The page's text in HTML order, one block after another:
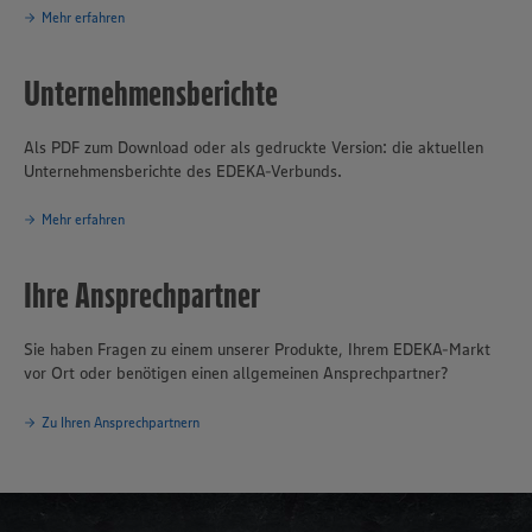
Berlin und Brandenburg. Mehr als drei Viertel der fast 1.500
Produktionsbetriebe, darunter die Brot- und Backwarenproduktion
Schäfer’s , die Produktion für Fleisch- und Wurstwaren
sowie das Traditionsunternehmen für Fischverarbeitung
Hagenah
Hamburg. Die EDEKA Minden-Hannover engagiert sich wegweisend
in Sachen Nachhaltigkeit und Klimaschutz. Seit über 100 Jahren ist
Grundprinzipien des Unternehmensverbundes.
Mehr erfahren
Unternehmensberichte
Als PDF zum Download oder als gedruckte Version: die aktuellen
Unternehmensberichte des EDEKA-Verbunds.
Mehr erfahren
Ihre Ansprechpartner
Sie haben Fragen zu einem unserer Produkte, Ihrem EDEKA-Markt
vor Ort oder benötigen einen allgemeinen Ansprechpartner?
Zu Ihren Ansprechpartnern